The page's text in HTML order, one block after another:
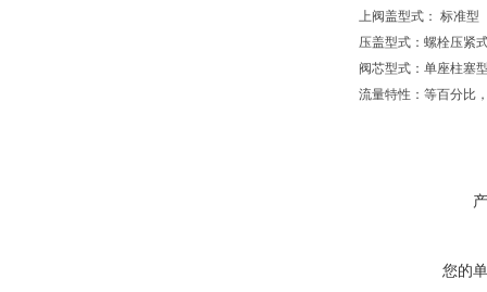
上阀盖型式： 标准
压盖型式：螺栓压紧
阀芯型式：单座柱塞
流量特性：等百分比
您的